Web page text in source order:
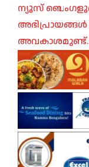
ന്യൂസ്
അഭിപ്രായങ്ങൾ
അവകാശമുണ്ട്.